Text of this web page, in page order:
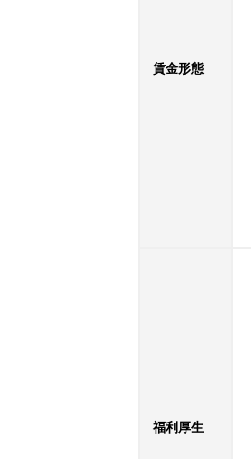
賃金形態
福利厚生